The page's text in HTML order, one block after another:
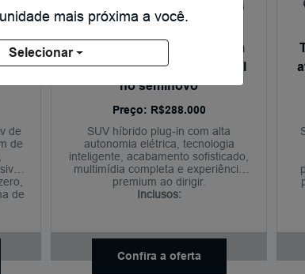
de
de
de
Taxa 0% (entrada de 60% em
até 24x) + bônus de R$ 15 mil
no seminovo
Preço: R$288.000
SUV híbrido plug-in com alta
autonomia elétrica, tecnologia
inteligente, acabamento sofisticado,
multimídia completa e experiência
premium ao dirigir.
Inclusos:
Confira a oferta
mais próxima a você.
Selecionar